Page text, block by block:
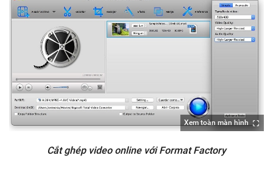
Xem toàn màn hình
Cắt ghép video online với Format Factory